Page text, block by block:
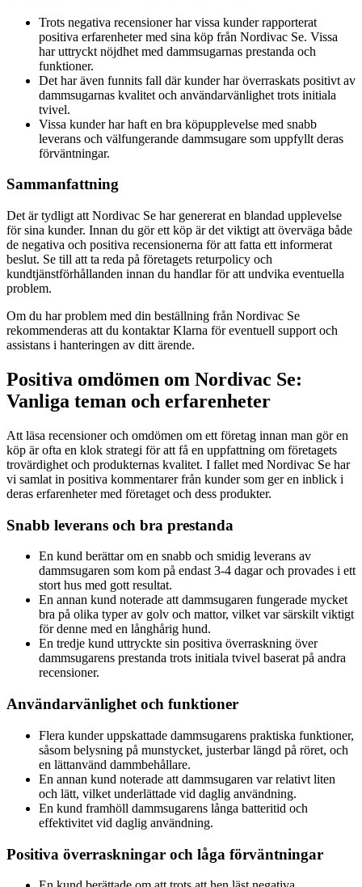
Trots negativa recensioner har vissa kunder rapporterat
positiva erfarenheter med sina köp från Nordivac Se. Vissa
har uttryckt nöjdhet med dammsugarnas prestanda och
funktioner.
Det har även funnits fall där kunder har överraskats positivt av
dammsugarnas kvalitet och användarvänlighet trots initiala
tvivel.
Vissa kunder har haft en bra köpupplevelse med snabb
leverans och välfungerande dammsugare som uppfyllt deras
förväntningar.
Sammanfattning
Det är tydligt att Nordivac Se har genererat en blandad upplevelse
för sina kunder. Innan du gör ett köp är det viktigt att överväga både
de negativa och positiva recensionerna för att fatta ett informerat
beslut. Se till att ta reda på företagets returpolicy och
kundtjänstförhållanden innan du handlar för att undvika eventuella
problem.
Om du har problem med din beställning från Nordivac Se
rekommenderas att du kontaktar Klarna för eventuell support och
assistans i hanteringen av ditt ärende.
Positiva omdömen om Nordivac Se:
Vanliga teman och erfarenheter
Att läsa recensioner och omdömen om ett företag innan man gör en
köp är ofta en klok strategi för att få en uppfattning om företagets
trovärdighet och produkternas kvalitet. I fallet med Nordivac Se har
vi samlat in positiva kommentarer från kunder som ger en inblick i
deras erfarenheter med företaget och dess produkter.
Snabb leverans och bra prestanda
En kund berättar om en snabb och smidig leverans av
dammsugaren som kom på endast 3-4 dagar och provades i ett
stort hus med gott resultat.
En annan kund noterade att dammsugaren fungerade mycket
bra på olika typer av golv och mattor, vilket var särskilt viktigt
för denne med en långhårig hund.
En tredje kund uttryckte sin positiva överraskning över
dammsugarens prestanda trots initiala tvivel baserat på andra
recensioner.
Användarvänlighet och funktioner
Flera kunder uppskattade dammsugarens praktiska funktioner,
såsom belysning på munstycket, justerbar längd på röret, och
en lättanvänd dammbehållare.
En annan kund noterade att dammsugaren var relativt liten
och lätt, vilket underlättade vid daglig användning.
En kund framhöll dammsugarens långa batteritid och
effektivitet vid daglig användning.
Positiva överraskningar och låga förväntningar